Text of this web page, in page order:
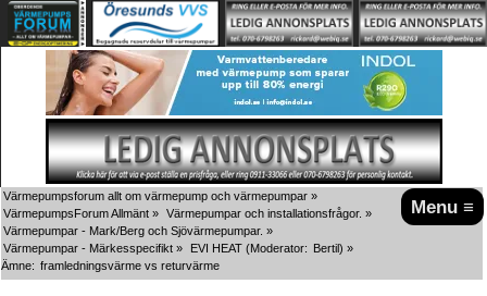
Menu ≡
Värmepumpsforum allt om värmepump och värmepumpar »
VärmepumpsForum Allmänt » Värmepumpar och installationsfrågor. »
Värmepumpar - Mark/Berg och Sjövärmepumpar. »
Värmepumpar - Märkesspecifikt » EVI HEAT (Moderator: Bertil) »
Ämne: framledningsvärme vs returvärme